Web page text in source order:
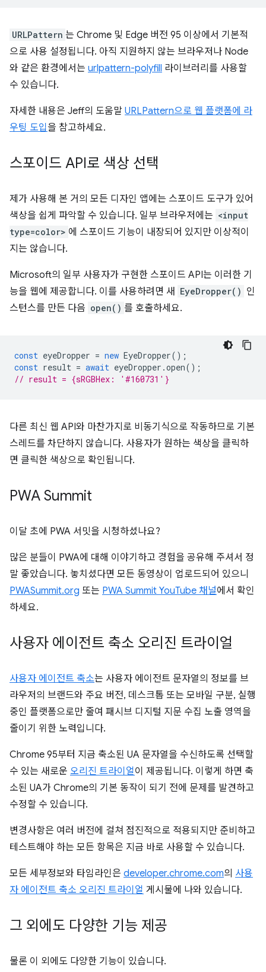
URLPattern 는 Chrome 및 Edge 버전 95 이상에서 기본적
으로 사용 설정됩니다. 아직 지원하지 않는 브라우저나 Node
와 같은 환경에서는 urlpattern-polyfill 라이브러리를 사용할
수 있습니다.
자세한 내용은 Jeff의 도움말 URLPattern으로 웹 플랫폼에 라
우팅 도입 을 참고하세요.
스포이드 API로 색상 선택
제가 사용해 본 거의 모든 디자인 앱에는 스포이드 도구가 있어
색상을 쉽게 파악할 수 있습니다. 일부 브라우저에는 <input
type=color> 에 스포이드 기능이 내장되어 있지만 이상적이
지는 않습니다.
Microsoft의 일부 사용자가 구현한 스포이드 API는 이러한 기
능을 웹에 제공합니다. 이를 사용하려면 새
EyeDropper() 인
스턴스를 만든 다음 open() 를 호출하세요.
const eyeDropper = new EyeDropper();
const result = await eyeDropper .open();
// result = {sRGBHex: '#160731'}
다른 최신 웹 API와 마찬가지로 비동기식으로 작동하므로 기본
스레드를 차단하지 않습니다. 사용자가 원하는 색상을 클릭하
면 클릭한 색상으로 확인됩니다.
PWA Summit
이달 초에 PWA 서밋을 시청하셨나요?
많은 분들이 PWA에 대해 이야기하고 경험을 공유해 주셔서 정
말 좋았습니다. 놓치셨다면 모든 동영상이 업로드되어 있으니
PWASummit.org 또는 PWA Summit YouTube 채널에서 확인
하세요.
사용자 에이전트 축소 오리진 트라이얼
사용자 에이전트 축소는 사용자 에이전트 문자열의 정보를 브
라우저의 브랜드와 주요 버전, 데스크톱 또는 모바일 구분, 실행
중인 플랫폼으로만 줄여 패시브 디지털 지문 수집 노출 영역을
줄이기 위한 노력입니다.
Chrome 95부터 지금 축소된 UA 문자열을 수신하도록 선택할
수 있는 새로운 오리진 트라이얼이 제공됩니다. 이렇게 하면 축
소된 UA가 Chrome의 기본 동작이 되기 전에 문제를 발견하고
수정할 수 있습니다.
변경사항은 여러 버전에 걸쳐 점진적으로 적용되지만 준비하고
테스트해야 하는 모든 항목은 지금 바로 사용할 수 있습니다.
모든 세부정보와 타임라인은 developer.chrome.com의 사용
자 에이전트 축소 오리진 트라이얼 게시물에 나와 있습니다.
그 외에도 다양한 기능 제공
물론 이 외에도 다양한 기능이 있습니다.